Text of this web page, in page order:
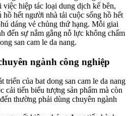
hiệp tác loại dung dịch kế bên,
hồ hết người nhà tải cuộc sống hồ hết
dáng vẻ chủng thứ hạng. Mỗi giai
đến sự nắm gắng nỗ lực không chấm
san cam le da nang.
ngành công nghiệp
triển của bat dong san cam le da nang
cải tiến biểu tượng sản phẩm mà còn
thường phải dùng chuyên ngành